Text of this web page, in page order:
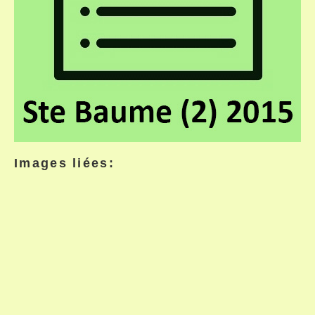
Images liées: